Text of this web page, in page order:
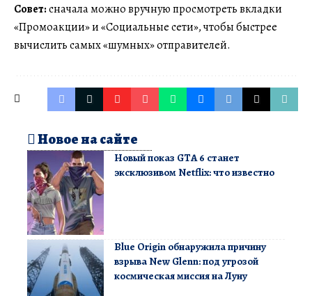
Совет:сначала можно вручную просмотреть вкладки
«Промоакции» и «Социальные сети», чтобы быстрее
вычислить самых «шумных» отправителей.
Новое на сайте
Новый показ GTA 6 станет
эксклюзивом Netflix: что известно
Blue Origin обнаружила причину
взрыва New Glenn: под угрозой
космическая миссия на Луну